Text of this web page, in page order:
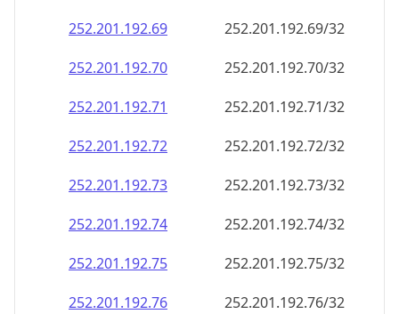
252.201.192.69
252.201.192.69/32
252.201.192.70
252.201.192.70/32
252.201.192.71
252.201.192.71/32
252.201.192.72
252.201.192.72/32
252.201.192.73
252.201.192.73/32
252.201.192.74
252.201.192.74/32
252.201.192.75
252.201.192.75/32
252.201.192.76
252.201.192.76/32